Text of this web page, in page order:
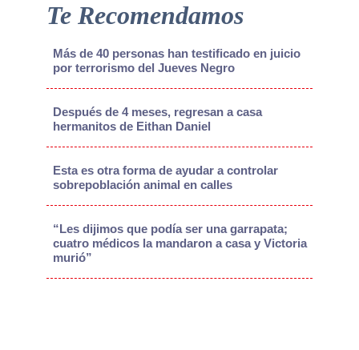
Te Recomendamos
Más de 40 personas han testificado en juicio
por terrorismo del Jueves Negro
Después de 4 meses, regresan a casa
hermanitos de Eithan Daniel
Esta es otra forma de ayudar a controlar
sobrepoblación animal en calles
“Les dijimos que podía ser una garrapata;
cuatro médicos la mandaron a casa y Victoria
murió”